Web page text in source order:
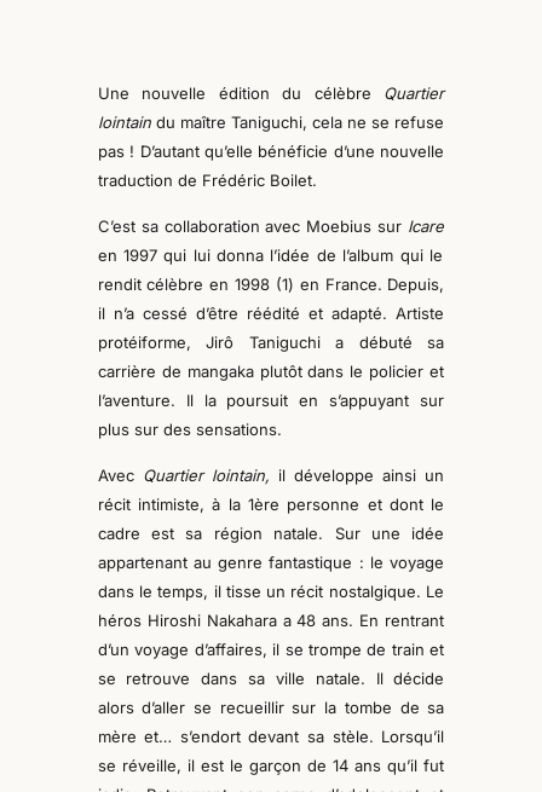
Une nouvelle édition du célèbre Quartier
lointaindu maître Taniguchi, cela ne se refuse
pas ! D’autant qu’elle bénéficie d’une nouvelle
traduction de Frédéric Boilet.
C’est sa collaboration avec Moebius sur Icare
en 1997 qui lui donna l’idée de l’album qui le
rendit célèbreen 1998 (1) en France. Depuis,
il n’a cessé d’être réédité et adapté. Artiste
protéiforme, Jirô Taniguchi a débuté sa
carrière de mangaka plutôt dans le policier et
l’aventure. Il la poursuit en s’appuyant sur
plus sur des sensations.
Avec Quartier lointain, il développeainsi un
récit intimiste, à la 1ère personne et dont le
cadre est sa région natale. Sur une idée
appartenant au genre fantastique : levoyage
dans le temps, il tisse un récit nostalgique. Le
héros Hiroshi Nakahara a 48 ans. En rentrant
d’un voyage d’affaires, il se trompe de train et
se retrouve dans sa ville natale. Il décide
alors d’aller se recueillir sur la tombe de sa
mère et… s’endort devant sa stèle. Lorsqu’il
se réveille, il est le garçon de 14 ans qu’il fut